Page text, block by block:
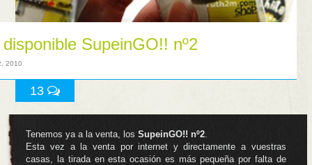
disponible SupeinGO!! nº2
2010
13
Tenemos ya a la venta, losSupeinGO!! nº2
Esta vez a la venta por internet y directamente a vuestras
casas, la tirada en esta ocasión es más pequeña por falta de